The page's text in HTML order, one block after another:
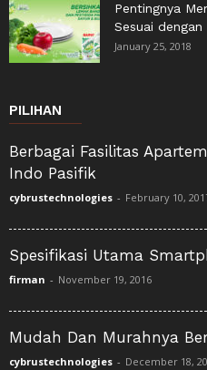
Pentingnya
Sesuai dengan
January 25, 2018
PILIHAN
Berbagai Fasilitas
Indo Pasifik
cybrustechnologies - February 10,
Spesifikasi Utama
firman - November 19, 2016
Mudah Dan Murahnya
cybrustechnologies - December 18,